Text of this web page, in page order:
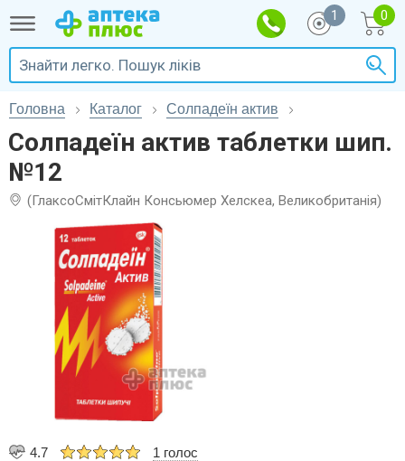
1
Головна Каталог Солпадеїн актив
Солпадеїн актив таблетки шип.
№12
(ГлаксоСмітКлайн Консьюмер Хелскеа, Великобританія)
4.7 1 голос